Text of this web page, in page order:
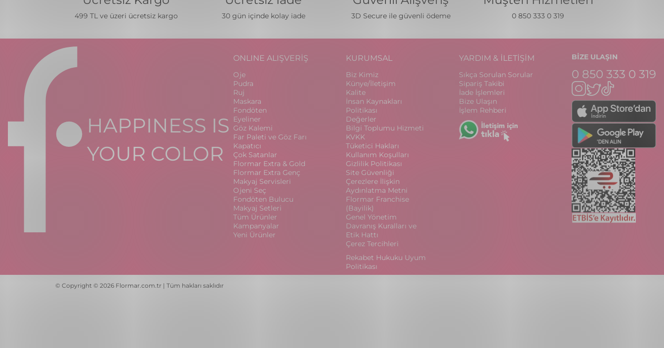
499 TL ve üzeri ücretsiz kargo 30 gün içinde kolay iade 3D Secure ile güvenli ödeme 0 850 333 0 319
HAPPINESS IS
YOUR COLOR
ONLINE ALIŞVERİŞ
Oje
Pudra
Ruj
Maskara
Fondöten
Eyeliner
Göz Kalemi
Far Paleti ve Göz Farı
Kapatıcı
Çok Satanlar
Flormar Extra & Gold
Flormar Extra Genç
Makyaj Servisleri
Ojeni Seç
Fondöten Bulucu
Makyaj Setleri
Tüm Ürünler
Kampanyalar
Yeni Ürünler
KURUMSAL
Biz Kimiz
Künye/İletişim
Kalite
İnsan Kaynakları
Politikası
Değerler
Bilgi Toplumu Hizmeti
KVKK
Tüketici Hakları
Kullanım Koşulları
Gizlilik Politikası
Site Güvenliği
Çerezlere İlişkin
Aydınlatma Metni
Flormar Franchise
(Bayilik)
Genel Yönetim
Davranış Kuralları ve
Etik Hattı
Çerez Tercihleri
Rekabet Hukuku Uyum
Politikası
YARDIM & İLETİŞİM
Sıkça Sorulan Sorular
Sipariş Takibi
İade İşlemleri
Bize Ulaşın
İşlem Rehberi
BİZE ULAŞIN
0 850 333 0 319
© Copyright © 2026 Flormar.com.tr | Tüm hakları saklıdır